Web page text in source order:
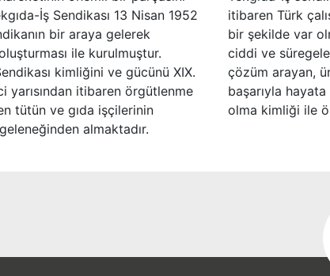
İş Sendikası 13 Nisan 1952
bir araya gelerek
ile kurulmuştur.
kimliğini ve gücünü XIX.
yarısından itibaren örgütlenme
tütün ve gıda işçilerinin
almaktadır.
itibaren Türk
bir şekilde var
ciddi ve
çözüm arayan,
başarıyla
olma kimliği ile